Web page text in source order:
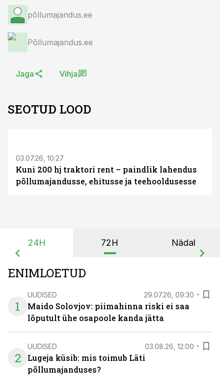
põllumajandus.ee
Põllumajandus.ee
Jaga Vihja
SEOTUD LOOD
03.07.26, 10:27
Kuni 200 hj traktori rent – paindlik lahendus
põllumajandusse, ehitusse ja teehooldusesse
24H 72H Nädal
ENIMLOETUD
1
UUDISED 29.07.26, 09:30
Maido Solovjov: piimahinna riski ei saa
lõputult ühe osapoole kanda jätta
2
UUDISED 03.08.26, 12:00
Lugeja küsib: mis toimub Läti
põllumajanduses?